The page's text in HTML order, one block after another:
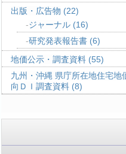
出版・広告物 (22)
ジャーナル (16)
研究発表報告書 (6)
地価公示・調査資料 (55)
九州・沖縄 県庁所在地住宅地
向ＤＩ調査資料 (8)